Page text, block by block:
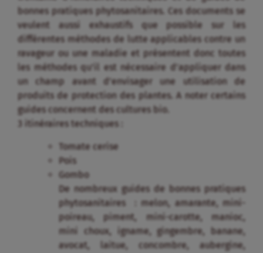
bonnes pratiques phytosanitaires. Ces documents se
veulent aussi exhaustifs que possible sur les
différentes méthodes de lutte applicables contre un
ravageur ou une maladie et présentent donc toutes
les méthodes qu’il est nécessaire d’appliquer dans
un champ avant d’envisager une utilisation de
produits de protection des plantes. A noter certains
guides concernent des cultures bio.
3 itinéraires techniques :
Tomate cerise
Pois
Gombo
De nombreux guides de bonnes pratiques
phytosanitaires : melon, amarante, mini-
poireau, piment, mini-carotte, manioc,
mini choux, igname, gingembre, banane,
avocat, laitue, concombre, aubergine,